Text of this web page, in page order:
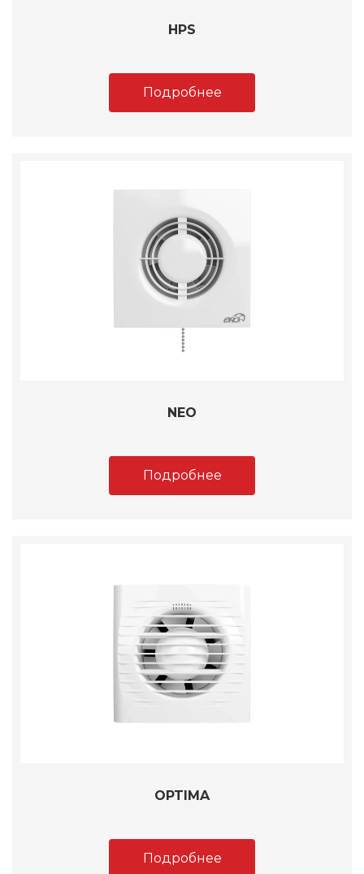
HPS
Подробнее
NEO
Подробнее
OPTIMA
Подробнее